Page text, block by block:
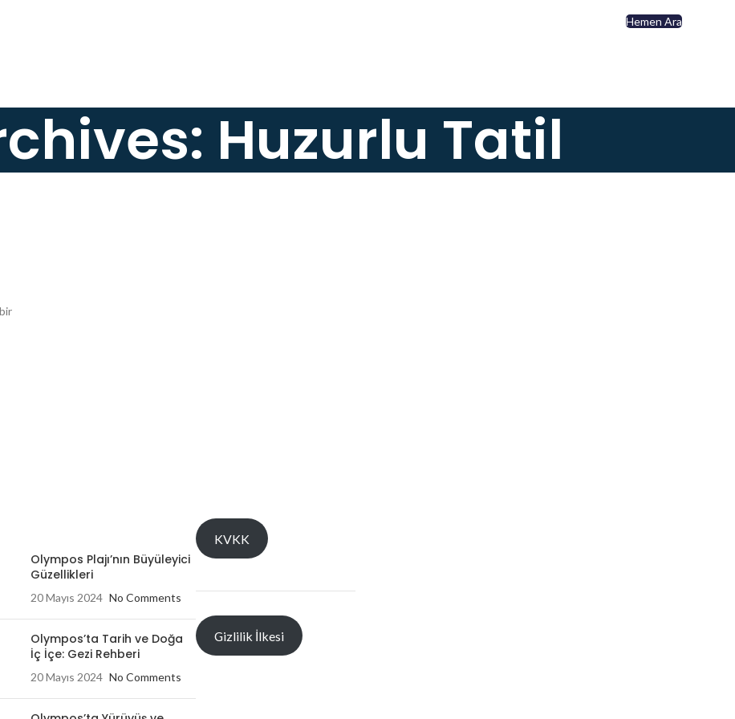
Hemen Ara
Huzurlu Tatil
Olympos Plajı’nın Büyüleyici
Güzellikleri
20 Mayıs 2024 No Comments
Olympos’ta Tarih ve Doğa
İç İçe: Gezi Rehberi
20 Mayıs 2024 No Comments
KVKK
Gizlilik İlkesi